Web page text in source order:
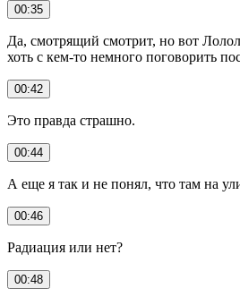
00:35
Да, смотрящий смотрит, но вот
хоть с кем-то немного поговорить
00:42
Это правда страшно.
00:44
А еще я так и не понял, что там на
00:46
Радиация или нет?
00:48